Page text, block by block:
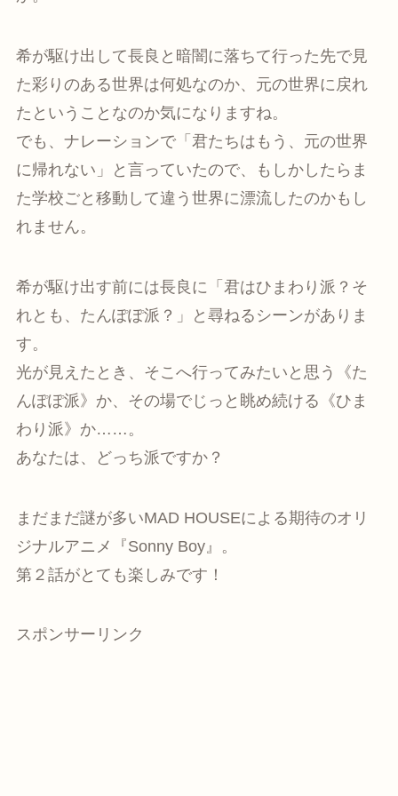
希が駆け出して長良と暗闇に落ちて行った先で見
た彩りのある世界は何処なのか、元の世界に戻れ
たということなのか気になりますね。
でも、ナレーションで「君たちはもう、元の世界
に帰れない」と言っていたので、もしかしたらま
た学校ごと移動して違う世界に漂流したのかもし
れません。
希が駆け出す前には長良に「君はひまわり派？そ
れとも、たんぽぽ派？」と尋ねるシーンがありま
す。
光が見えたとき、そこへ行ってみたいと思う《た
んぽぽ派》か、その場でじっと眺め続ける《ひま
わり派》か……。
あなたは、どっち派ですか？
まだまだ謎が多いMAD HOUSEによる期待のオリ
ジナルアニメ『Sonny Boy』。
第２話がとても楽しみです！
スポンサーリンク